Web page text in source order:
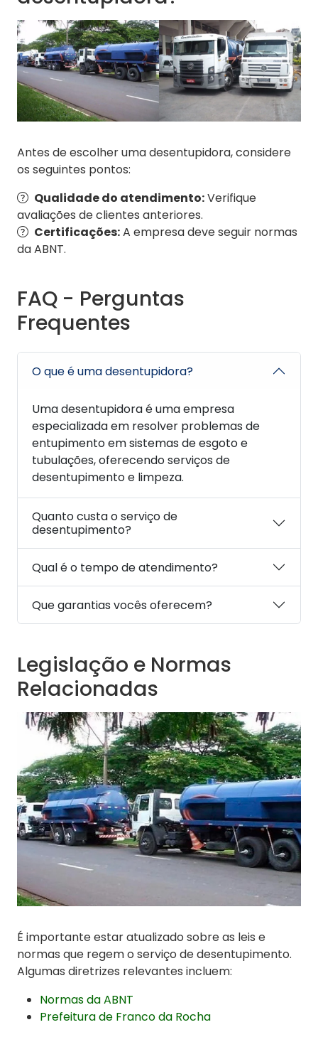
Antes de escolher uma desentupidora, considere
os seguintes pontos:
Qualidade do atendimento:Verifique
avaliações de clientes anteriores.
Certificações:A empresa deve seguir normas
da ABNT.
FAQ - Perguntas
Frequentes
O que é uma desentupidora?
Uma desentupidora é uma empresa
especializada em resolver problemas de
entupimento em sistemas de esgoto e
tubulações, oferecendo serviços de
desentupimento e limpeza.
Quanto custa o serviço de
desentupimento?
Qual é o tempo de atendimento?
Que garantias vocês oferecem?
Legislação e Normas
Relacionadas
É importante estar atualizado sobre as leis e
normas que regem o serviço de desentupimento.
Algumas diretrizes relevantes incluem:
Normas da ABNT
Prefeitura de Franco da Rocha